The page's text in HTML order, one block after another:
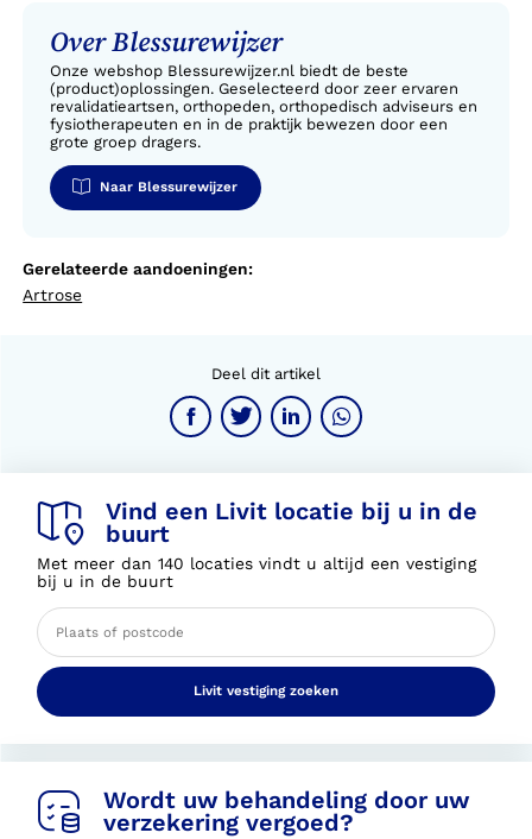
Over Blessurewijzer
Onze webshop Blessurewijzer.nl biedt de beste
(product)oplossingen. Geselecteerd door zeer ervaren
revalidatieartsen, orthopeden, orthopedisch adviseurs en
fysiotherapeuten en in de praktijk bewezen door een
grote groep dragers.
Naar Blessurewijzer
Gerelateerde aandoeningen:
Artrose
Deel dit artikel
Vind een Livit locatie bij u in de
buurt
Met meer dan 140 locaties vindt u altijd een vestiging
bij u in de buurt
Livit vestiging zoeken
Wordt uw behandeling door uw
verzekering vergoed?